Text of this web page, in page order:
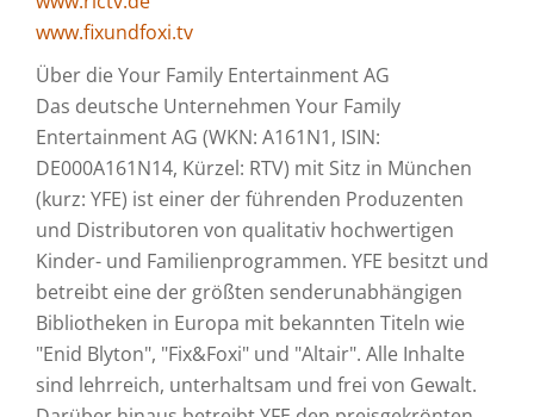
www.fixundfoxi.tv
Über die Your Family Entertainment AG
Das deutsche Unternehmen Your Family
Entertainment AG (WKN: A161N1, ISIN:
DE000A161N14, Kürzel: RTV) mit Sitz in München
(kurz: YFE) ist einer der führenden Produzenten
und Distributoren von qualitativ hochwertigen
Kinder- und Familienprogrammen. YFE besitzt und
betreibt eine der größten senderunabhängigen
Bibliotheken in Europa mit bekannten Titeln wie
"Enid Blyton", "Fix&Foxi" und "Altair". Alle Inhalte
sind lehrreich, unterhaltsam und frei von Gewalt.